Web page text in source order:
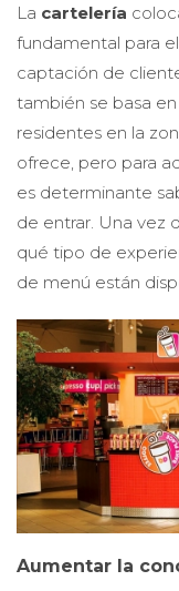
La cartelería
fundamental para
captación de
también se basa en
residentes en la
ofrece, pero para
es determinante
de entrar. Una vez
qué tipo de
de menú están
Aumentar la